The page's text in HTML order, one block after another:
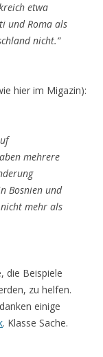
etwa
und Roma als
nicht.“
hier im Migazin):
mehrere
Bosnien und
mehr als
die Beispiele
zu helfen.
einige
. Klasse Sache.